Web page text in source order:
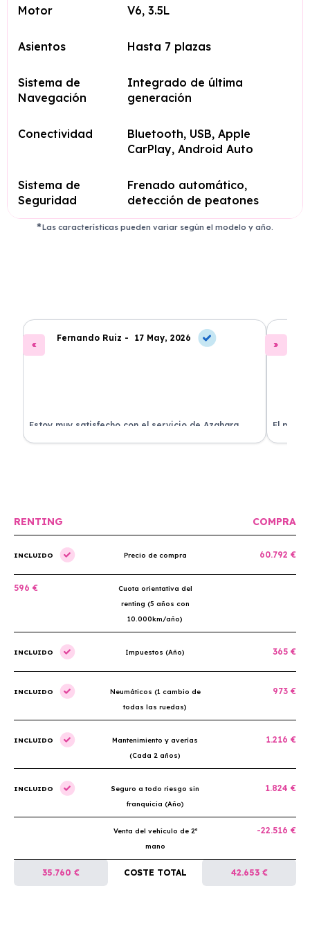
Motor V6, 3.5L
Asientos Hasta 7 plazas
Sistema de
Navegación
Integrado de última
generación
Conectividad
Bluetooth, USB, Apple
CarPlay, Android Auto
Sistema de
Seguridad
Frenado automático,
detección de peatones
Las características pueden variar según el modelo y año.
Fernando Ruiz - 17 May, 2026
Estoy muy satisfecho con el servicio de Azahara
Renting. El coche está en perfectas condiciones y el
El
llegó
RENTING COMPRA
INCLUIDO Precio de compra 60.792 €
596 €
Cuota orientativa del
renting (5 años con
10.000km/año)
INCLUIDO Impuestos (Año) 365 €
INCLUIDO
Neumáticos (1 cambio de
todas las ruedas)
973 €
INCLUIDO
Mantenimiento y averías
(Cada 2 años)
1.216 €
INCLUIDO
Seguro a todo riesgo sin
franquicia (Año)
1.824 €
Venta del vehículo de 2ª
mano
-22.516 €
35.760 € COSTE TOTAL 42.653 €